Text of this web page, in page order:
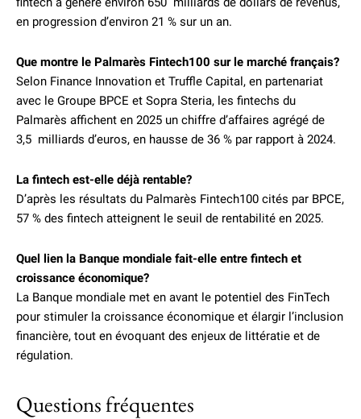
en progression d’environ 21 % sur un an.
Que montre le Palmarès Fintech100 sur le marché français?
Selon Finance Innovation et Truffle Capital, en partenariat
avec le Groupe BPCE et Sopra Steria, les fintechs du
Palmarès affichent en 2025 un chiffre d’affaires agrégé de
3,5 milliards d’euros, en hausse de 36 % par rapport à 2024.
La fintech est-elle déjà rentable?
D’après les résultats du Palmarès Fintech100 cités par BPCE,
57 % des fintech atteignent le seuil de rentabilité en 2025.
Quel lien la Banque mondiale fait-elle entre fintech et
croissance économique?
La Banque mondiale met en avant le potentiel des FinTech
pour stimuler la croissance économique et élargir l’inclusion
financière, tout en évoquant des enjeux de littératie et de
régulation.
Questions fréquentes